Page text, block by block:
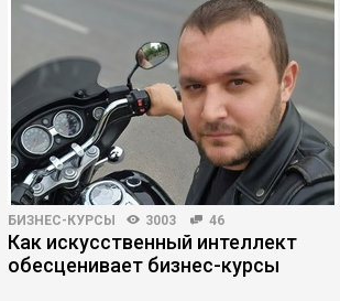
БИЗНЕС-КУРСЫ 3003 46
Как искусственный интеллект
обесценивает бизнес-курсы